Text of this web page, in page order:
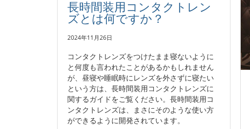
長時間装用コンタクトレン
ズとは何ですか？
2024年11月26日
コンタクトレンズをつけたまま寝ないように
と何度も言われたことがあるかもしれません
が、昼寝や睡眠時にレンズを外さずに寝たい
という方は、長時間装用コンタクトレンズに
関するガイドをご覧ください。長時間装用コ
ンタクトレンズは、まさにそのような使い方
ができるように開発されています。